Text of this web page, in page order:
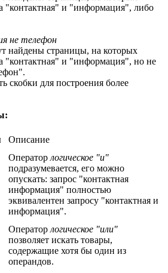
"контактная" и "информация", либо
не телефон
найдены страницы, на которых
"контактная" и "информация", но не
скобки для построения более
Описание
Оператор логическое "и"
подразумевается, его можно
опускать: запрос "контактная
информация" полностью
эквивалентен запросу "контактная и
информация".
Оператор логическое "или"
позволяет искать товары,
содержащие хотя бы один из
операндов.